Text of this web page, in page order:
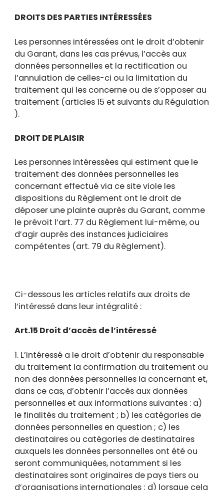
DROITS DES PARTIES INTÉRESSÉES
Les personnes intéressées ont le droit d’obtenir
du Garant, dans les cas prévus, l’accès aux
données personnelles et la rectification ou
l’annulation de celles-ci ou la limitation du
traitement qui les concerne ou de s’opposer au
traitement (articles 15 et suivants du Régulation
).
DROIT DE PLAISIR
Les personnes intéressées qui estiment que le
traitement des données personnelles les
concernant effectué via ce site viole les
dispositions du Règlement ont le droit de
déposer une plainte auprès du Garant, comme
le prévoit l’art. 77 du Règlement lui-même, ou
d’agir auprès des instances judiciaires
compétentes (art. 79 du Règlement).
Ci-dessous les articles relatifs aux droits de
l’intéressé dans leur intégralité :
Art.15 Droit d’accès de l’intéressé
1. L’intéressé a le droit d’obtenir du responsable
du traitement la confirmation du traitement ou
non des données personnelles la concernant et,
dans ce cas, d’obtenir l’accès aux données
personnelles et aux informations suivantes : a)
le finalités du traitement ; b) les catégories de
données personnelles en question ; c) les
destinataires ou catégories de destinataires
auxquels les données personnelles ont été ou
seront communiquées, notamment si les
destinataires sont originaires de pays tiers ou
d’organisations internationales ; d) lorsque cela